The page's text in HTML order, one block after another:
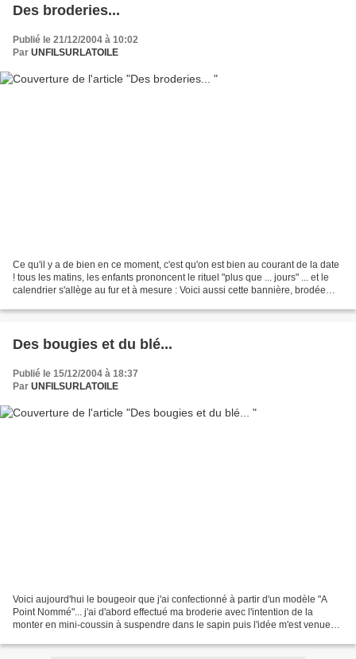
Des broderies...
Publié le 21/12/2004 à 10:02
Par UNFILSURLATOILE
Ce qu'il y a de bien en ce moment, c'est qu'on est bien au courant de la date
! tous les matins, les enfants prononcent le rituel "plus que ... jours" ... et le
calendrier s'allège au fur et à mesure : Voici aussi cette bannière, brodée
Des bougies et du blé...
Publié le 15/12/2004 à 18:37
Par UNFILSURLATOILE
Voici aujourd'hui le bougeoir que j'ai confectionné à partir d'un modèle "A
Point Nommé"... j'ai d'abord effectué ma broderie avec l'intention de la
monter en mini-coussin à suspendre dans le sapin puis l'idée m'est venue